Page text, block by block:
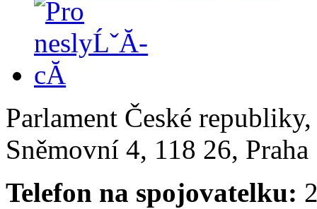
Parlament České
Sněmovní 4, 118 26,
Telefon na spojovatelku: